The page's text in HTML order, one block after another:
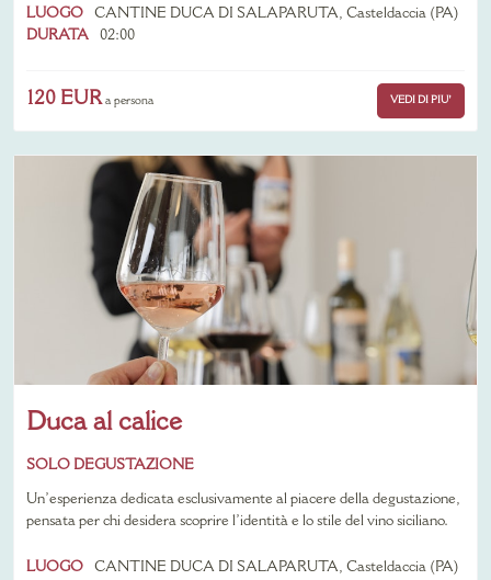
LUOGO
CANTINE DUCA DI SALAPARUTA, Casteldaccia (PA)
DURATA
02:00
120 EURa persona VEDI DI PIU'
Duca al calice
SOLO DEGUSTAZIONE
Un’esperienza dedicata esclusivamente al piacere della degustazione,
pensata per chi desidera scoprire l’identità e lo stile del vino siciliano.
LUOGO
CANTINE DUCA DI SALAPARUTA, Casteldaccia (PA)